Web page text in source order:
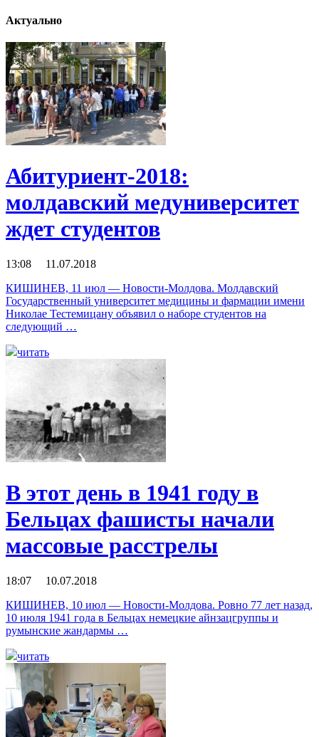
Актуально
Абитуриент-2018:
молдавский медуниверситет
ждет студентов
13:08 11.07.2018
КИШИНЕВ, 11 июл — Новости-Молдова. Молдавский
Государственный университет медицины и фармации имени
Николае Тестемицану объявил о наборе студентов на
следующий …
читать
В этот день в 1941 году в
Бельцах фашисты начали
массовые расстрелы
18:07 10.07.2018
КИШИНЕВ, 10 июл — Новости-Молдова. Ровно 77 лет назад,
10 июля 1941 года в Бельцах немецкие айнзацгруппы и
румынские жандармы …
читать